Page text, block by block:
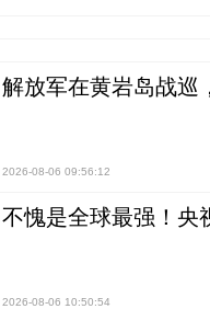
解放军在黄岩岛战巡
2026-08-06 09:56:12
不愧是全球最强！央
2026-08-06 10:50:54